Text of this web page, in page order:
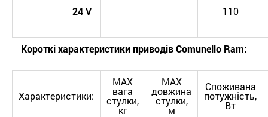
24V 110
Короткі характеристики приводів Comunello Ram:
Характеристики:
MAX
вага
стулки,
кг
MAX
довжина
стулки,
м
Споживана
потужність,
Вт